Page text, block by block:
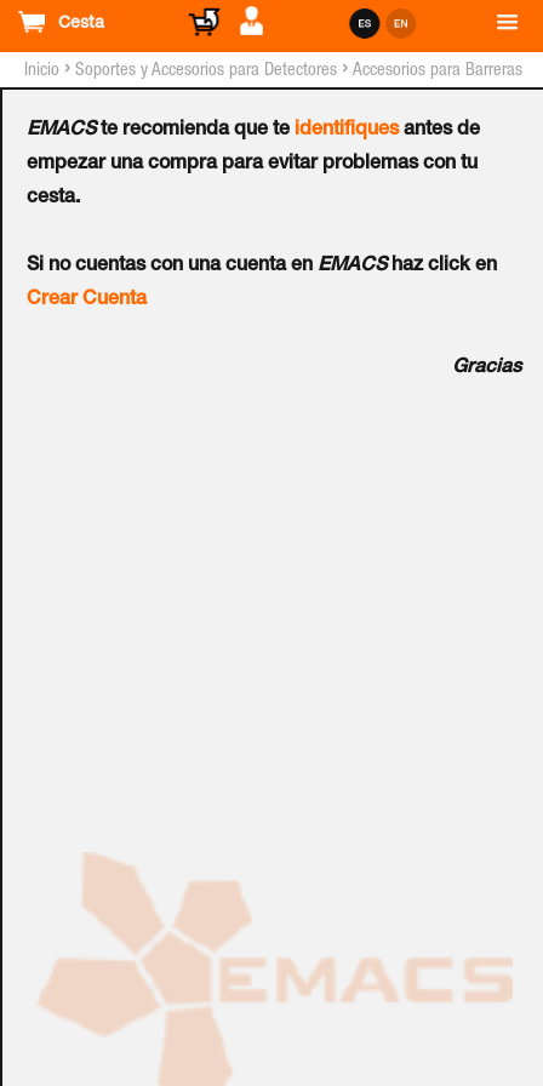
Cesta
EMACSte recomienda que te identifiquesantes de
empezar una compra para evitar problemas con tu
cesta.
Si no cuentas con una cuenta en EMACShaz click en
Crear Cuenta
Gracias
Inicio › Soportes y Accesorios para Detectores › Accesorios para Barreras
Pareja de Postes de Acero
para Barrera de
Microondas
Fabricación Bajo Pedido